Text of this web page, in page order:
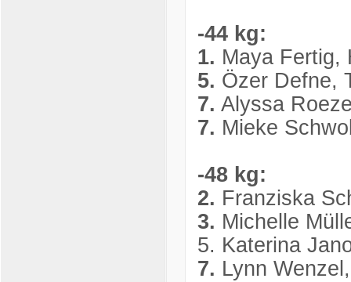
-44 kg:
1. Maya Fertig,
5. Özer Defne,
7. Alyssa
7. Mieke
-48 kg:
2. Franziska
3. Michelle
5. Katerina
7. Lynn